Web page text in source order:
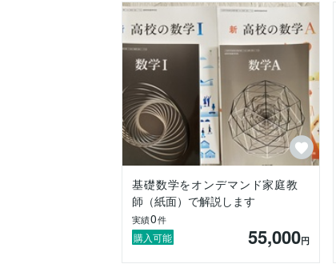
情報科
各種検定（P検2級、タイピング2級
ITパスポート試験対策：合格率70％
その他
Excel VBAで業務効率化（例：
PDFデータ化（手書き日誌、入試問
Webスクレイピング（Octoparse 8
【指導内容】
数学科：高校教科書レベル、宿題ア
情報科：高校教科書レベル、宿題ア
その他：看護学校入試、数学検定5
【追加内容】
私が特に得意とするのは、生徒がつ
スト範囲を効率的に復習したい」と
く指導し、特にVBAを用いた業務効
さらに、生徒や保護者との信頼関
たお手伝いができることを心から楽
基礎数学をオンデマンド家庭教
師（紙面）で解説します
実績0件
購入可能 55,000円